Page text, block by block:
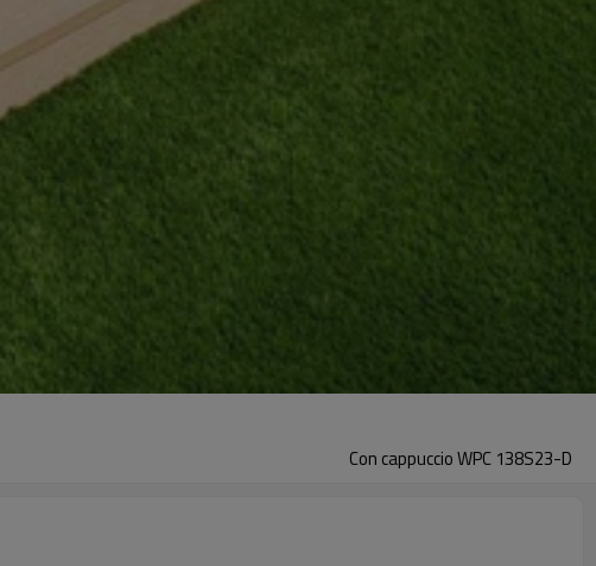
Con cappuccio WPC 138S23-D